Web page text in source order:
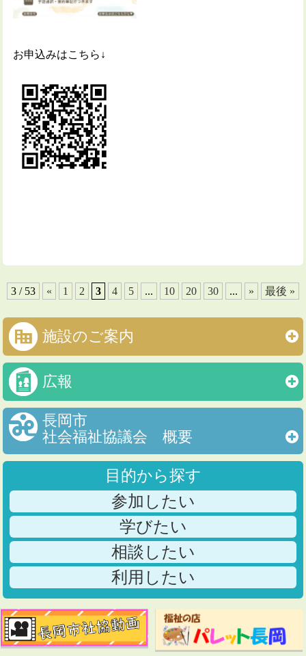
お申込みはこちら↓
3 / 53 « 1 2 3 4 5 ... 10 20 30 ... » 最後 »
施設のご案内
広報
長岡市
社会福祉協議会 概要
目的から探す
参加したい
学びたい
相談したい
利用したい